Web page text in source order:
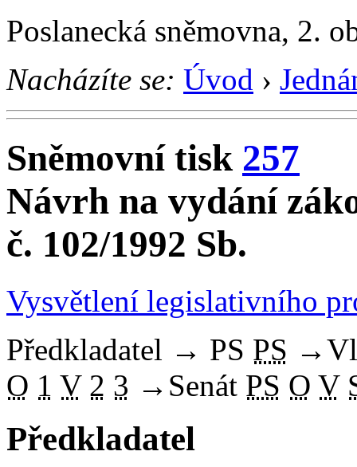
Poslanecká sněmovna, 2.
Nacházíte se: Úvod ›
Sněmovní tisk 257
Návrh na vydání
č. 102/1992 Sb.
Vysvětlení legislativního
Předkladatel → PS PS →
O 1 V 2 3 → Senát PS O V
Předkladatel